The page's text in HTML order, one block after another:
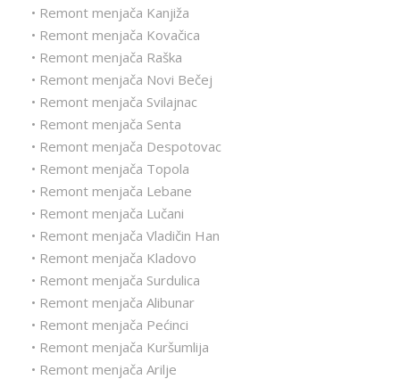
• Remont menjača Kanjiža
• Remont menjača Kovačica
• Remont menjača Raška
• Remont menjača Novi Bečej
• Remont menjača Svilajnac
• Remont menjača Senta
• Remont menjača Despotovac
• Remont menjača Topola
• Remont menjača Lebane
• Remont menjača Lučani
• Remont menjača Vladičin Han
• Remont menjača Kladovo
• Remont menjača Surdulica
• Remont menjača Alibunar
• Remont menjača Pećinci
• Remont menjača Kuršumlija
• Remont menjača Arilje